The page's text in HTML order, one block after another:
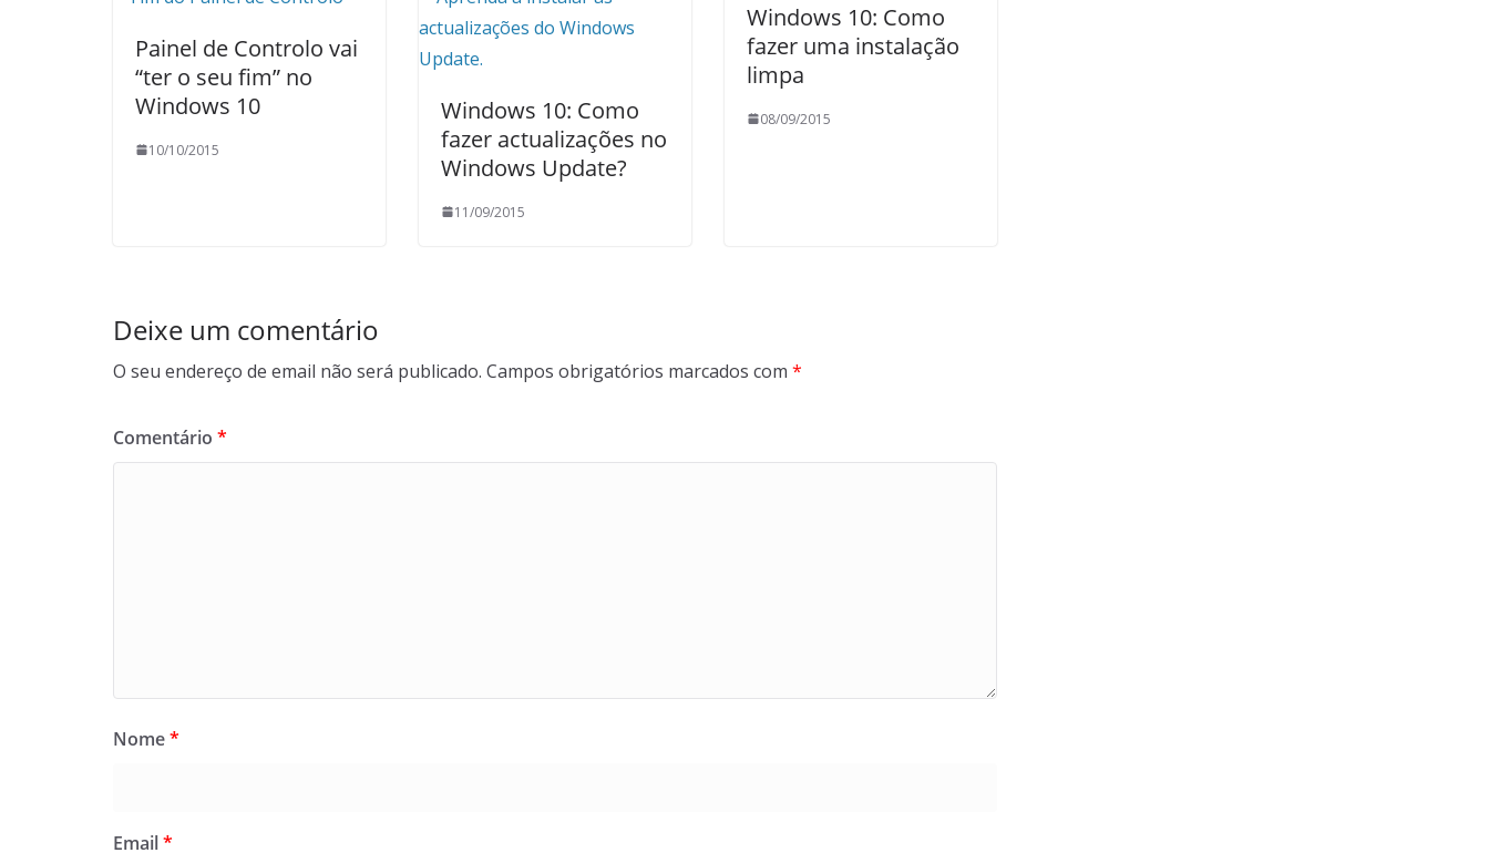
Painel de Controlo vai
“ter o seu fim” no
Windows 10
10/10/2015
Windows 10: Como
fazer actualizações no
Windows Update?
11/09/2015
Windows 10: Como
fazer uma instalação
limpa
08/09/2015
Deixe um comentário
O seu endereço de email não será publicado. Campos obrigatórios marcados com *
Comentário *
Nome*
Email*